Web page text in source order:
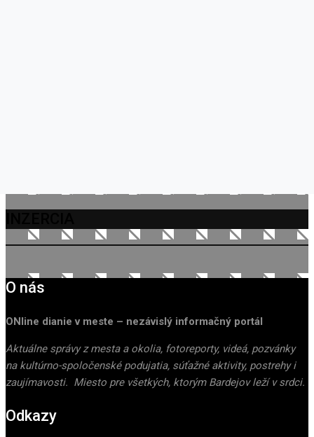
O nás
ONline dianie v meste – nezávislý informačný portál
Aktuálne správy z mesta a okolia, fotoreporty, videá, pozvánky
na kultúrno-spoločenské podujatia, súťažné aktivity, postrehy i
zaujímavosti. Miesto pre všetkých, ktorým Bardejov leží v srdci.
Odkazy